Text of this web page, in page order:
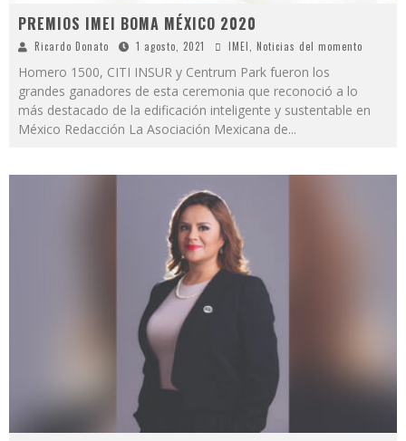
PREMIOS IMEI BOMA MÉXICO 2020
Ricardo Donato 1 agosto, 2021 IMEI Noticias del momento
Homero 1500, CITI INSUR y Centrum Park fueron los
grandes ganadores de esta ceremonia que reconoció a lo
más destacado de la edificación inteligente y sustentable en
México Redacción La Asociación Mexicana de...